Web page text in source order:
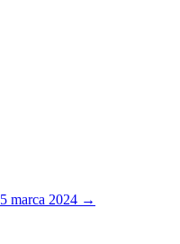
5 marca 2024 →